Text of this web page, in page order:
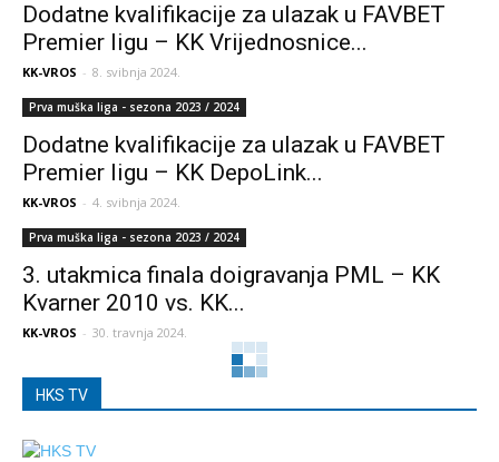
Dodatne kvalifikacije za ulazak u FAVBET
Premier ligu – KK Vrijednosnice...
KK-VROS - 8. svibnja 2024.
Prva muška liga - sezona 2023 / 2024
Dodatne kvalifikacije za ulazak u FAVBET
Premier ligu – KK DepoLink...
KK-VROS - 4. svibnja 2024.
Prva muška liga - sezona 2023 / 2024
3. utakmica finala doigravanja PML – KK
Kvarner 2010 vs. KK...
KK-VROS - 30. travnja 2024.
HKS TV